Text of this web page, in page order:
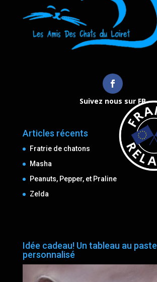
Suivez nous sur FB
Articles récents
Fratrie de chatons
Masha
Peanuts, Pepper, et Praline
Zelda
Idée cadeau! Un tableau au pastel
personnalisé